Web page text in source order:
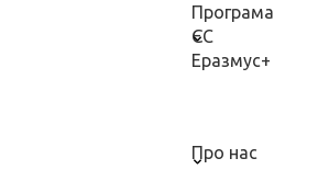
Програма
ЄС
Еразмус+
Про нас